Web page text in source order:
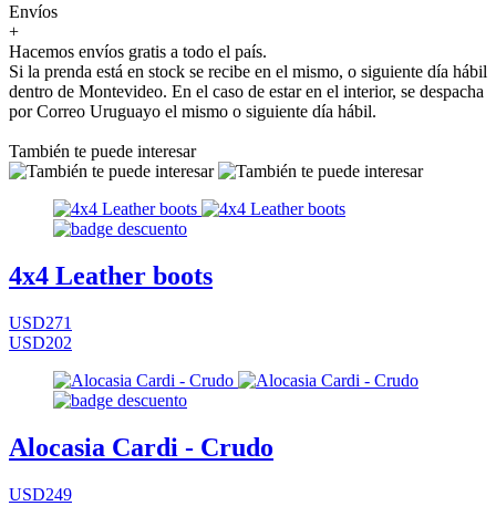
Envíos
+
Hacemos envíos gratis a todo el país.
Si la prenda está en stock se recibe en el mismo, o siguiente día hábil
dentro de Montevideo. En el caso de estar en el interior, se despacha
por Correo Uruguayo el mismo o siguiente día hábil.
También te puede interesar
4x4 Leather boots
USD271
USD202
Alocasia Cardi - Crudo
USD249